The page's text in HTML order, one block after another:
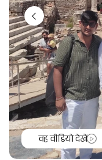
वह वीडियो देखें